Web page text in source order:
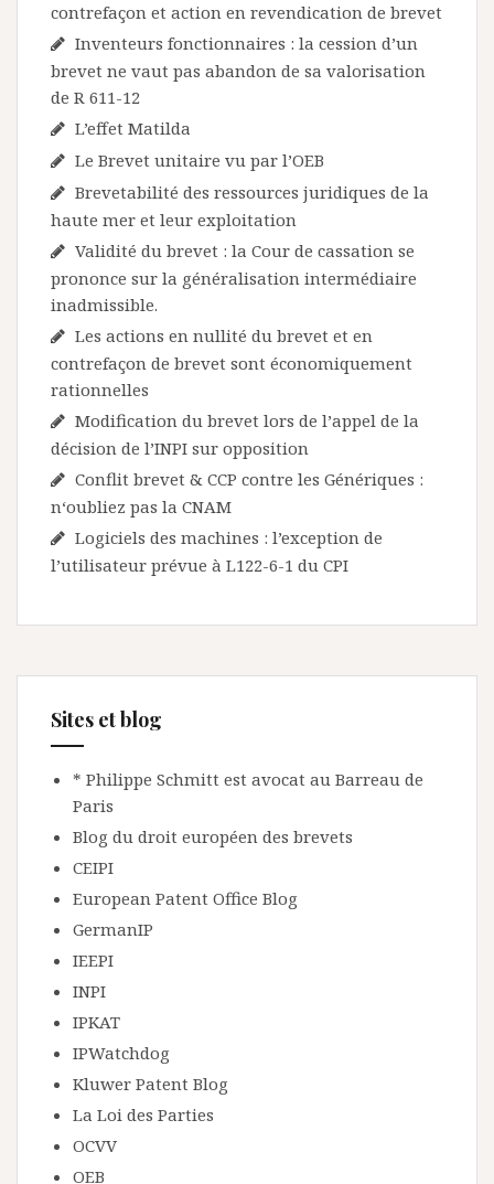
contrefaçon et action en revendication de brevet
Inventeurs fonctionnaires : la cession d’un
brevet ne vaut pas abandon de sa valorisation
de R 611-12
L’effet Matilda
Le Brevet unitaire vu par l’OEB
Brevetabilité des ressources juridiques de la
haute mer et leur exploitation
Validité du brevet : la Cour de cassation se
prononce sur la généralisation intermédiaire
inadmissible.
Les actions en nullité du brevet et en
contrefaçon de brevet sont économiquement
rationnelles
Modification du brevet lors de l’appel de la
décision de l’INPI sur opposition
Conflit brevet & CCP contre les Génériques :
n‘oubliez pas la CNAM
Logiciels des machines : l’exception de
l’utilisateur prévue à L122-6-1 du CPI
Sites et blog
* Philippe Schmitt est avocat au Barreau de
Paris
Blog du droit européen des brevets
CEIPI
European Patent Office Blog
GermanIP
IEEPI
INPI
IPKAT
IPWatchdog
Kluwer Patent Blog
La Loi des Parties
OCVV
OEB